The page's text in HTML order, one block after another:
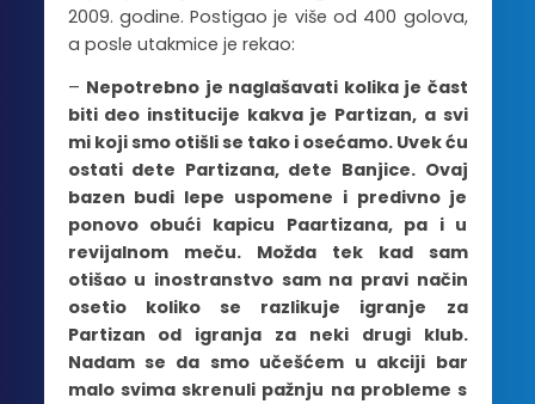
2009. godine. Postigao je više od 400 golova,
a posle utakmice je rekao:
– Nepotrebno je naglašavati kolika je čast
biti deo institucije kakva je Partizan, a svi
mi koji smo otišli se tako i osećamo. Uvek ću
ostati dete Partizana, dete Banjice. Ovaj
bazen budi lepe uspomene i predivno je
ponovo obući kapicu Paartizana, pa i u
revijalnom meču. Možda tek kad sam
otišao u inostranstvo sam na pravi način
osetio koliko se razlikuje igranje za
Partizan od igranja za neki drugi klub.
Nadam se da smo učešćem u akciji bar
malo svima skrenuli pažnju na probleme s